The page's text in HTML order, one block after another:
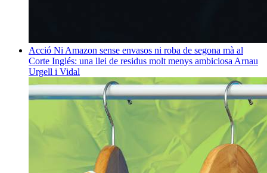
Acció Ni Amazon sense envasos ni roba de segona mà al
Corte Inglés: una llei de residus molt menys ambiciosa Arnau
Urgell i Vidal